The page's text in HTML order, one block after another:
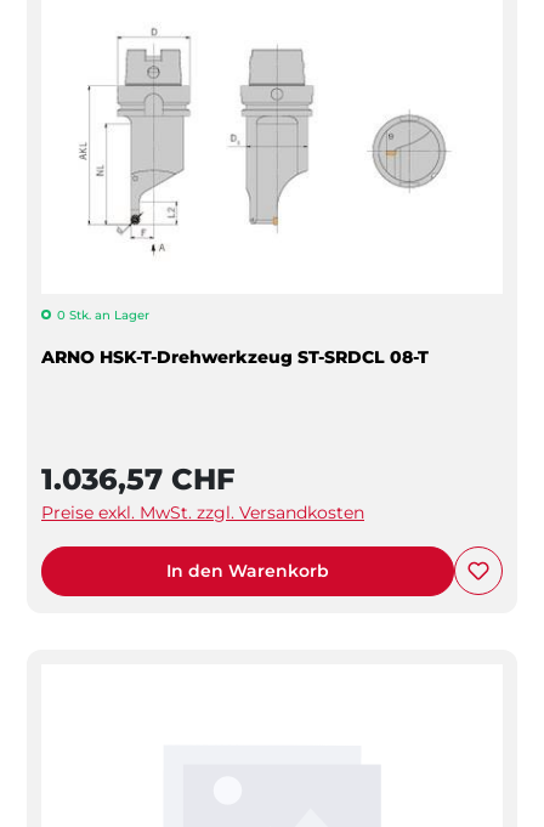
0 Stk. an Lager
ARNO HSK-T-Drehwerkzeug ST-SRDCL 08-T
1.036,57 CHF
Preise exkl. MwSt. zzgl. Versandkosten
In den Warenkorb